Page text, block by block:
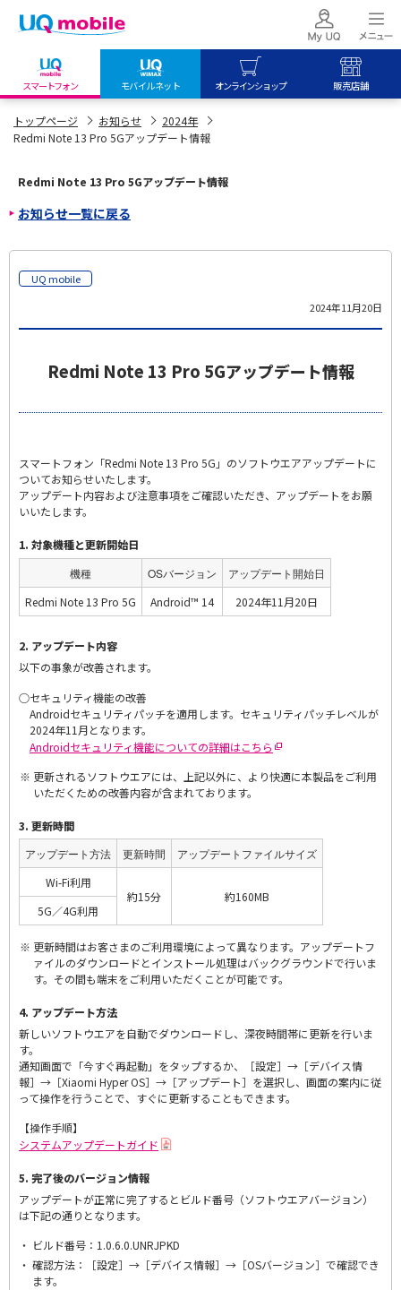
スマートフォン モバイルネット オンラインショップ 販売店舗
my UQ WiMAX
UQ WiMAX ご契約の方
My UQ mobile
データチャージサイト
UQ mobile
オンラインショップ
UQ WiMAX
UQ mobile
販売店舗
UQ WiMAX
トップページ お知らせ
2024年
Redmi Note 13 Pro 5Gアップデート情報
Redmi Note 13 Pro 5Gアップデート情報
お知らせ一覧に戻る
UQ mobile
2024年11月20日
Redmi Note 13 Pro 5Gアップデート情報
スマートフォン「Redmi Note 13 Pro 5G」のソフトウエアアップデートに
ついてお知らせいたします。
アップデート内容および注意事項をご確認いただき、アップデートをお願
いいたします。
1. 対象機種と更新開始日
機種
OSバージョン
アップデート開始日
Redmi Note 13 Pro 5G
Android™ 14 2024年11月20日
2. アップデート内容
以下の事象が改善されます。
○セキュリティ機能の改善
Androidセキュリティパッチを適用します。セキュリティパッチレベルが
2024年11月となります。
Androidセキュリティ機能についての詳細はこちら
更新されるソフトウエアには、上記以外に、より快適に本製品をご利用
いただくための改善内容が含まれております。
3. 更新時間
アップデート方法
更新時間
アップデートファイルサイズ
Wi-Fi利用
約15分
約160MB
5G／4G利用
更新時間はお客さまのご利用環境によって異なります。アップデートフ
ァイルのダウンロードとインストール処理はバックグラウンドで行いま
す。その間も端末をご利用いただくことが可能です。
4. アップデート方法
新しいソフトウエアを自動でダウンロードし、深夜時間帯に更新を行いま
す。
通知画面で「今すぐ再起動」をタップするか、［設定］→［デバイス情
報］→［Xiaomi Hyper OS］→［アップデート］を選択し、画面の案内に従
って操作を行うことで、すぐに更新することもできます。
【操作手順】
システムアップデートガイド
5. 完了後のバージョン情報
アップデートが正常に完了するとビルド番号（ソフトウエアバージョン）
は下記の通りとなります。
ビルド番号：1.0.6.0.UNRJPKD
確認方法：［設定］→［デバイス情報］→［OSバージョン］で確認でき
ます。